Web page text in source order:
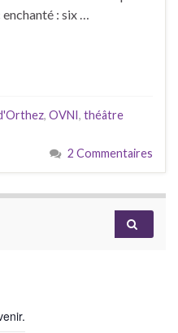
: six …
, OVNI, théâtre
2 Commentaires